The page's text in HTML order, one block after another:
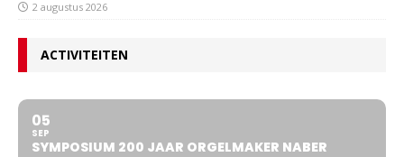
2 augustus 2026
ACTIVITEITEN
05
SEP
SYMPOSIUM 200 JAAR ORGELMAKER NABER